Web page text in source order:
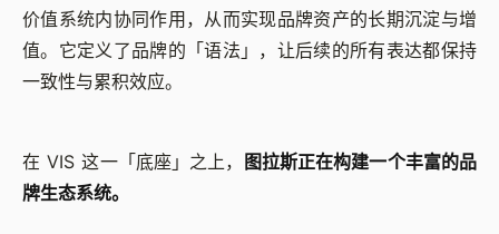
价值系统内协同作用，从而实现品牌资产的长期沉淀与增
值。它定义了品牌的「语法」，让后续的所有表达都保持
一致性与累积效应。
在 VIS 这一「底座」之上， 图拉斯正在构建一个丰富的品
牌生态系统。